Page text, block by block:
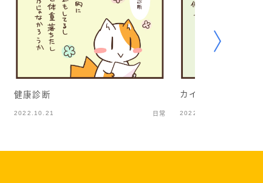
健康診断
2022.10.21 日常
カイロで暖をとろう
2022.11.15